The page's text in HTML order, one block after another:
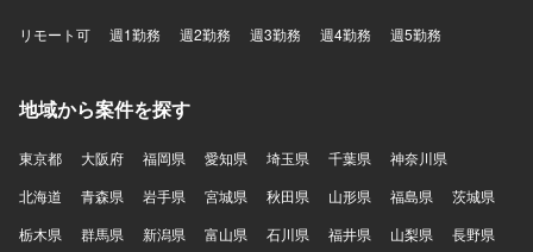
リモート可 週1勤務 週2勤務 週3勤務 週4勤務 週5勤務
地域から案件を探す
東京都 大阪府 福岡県 愛知県 埼玉県 千葉県
神奈川県
北海道
青森県 岩手県 宮城県 秋田県 山形県 福島県
茨城県
栃木県
群馬県 新潟県 富山県 石川県 福井県 山梨県 長野県